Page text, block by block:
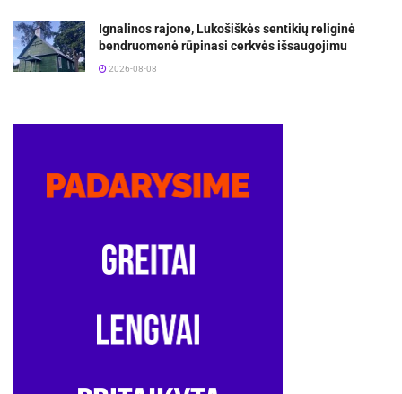
Ignalinos rajone, Lukošiškės sentikių religinė
bendruomenė rūpinasi cerkvės išsaugojimu
2026-08-08